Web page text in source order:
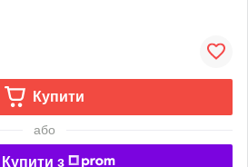
Купити
або
Купити з